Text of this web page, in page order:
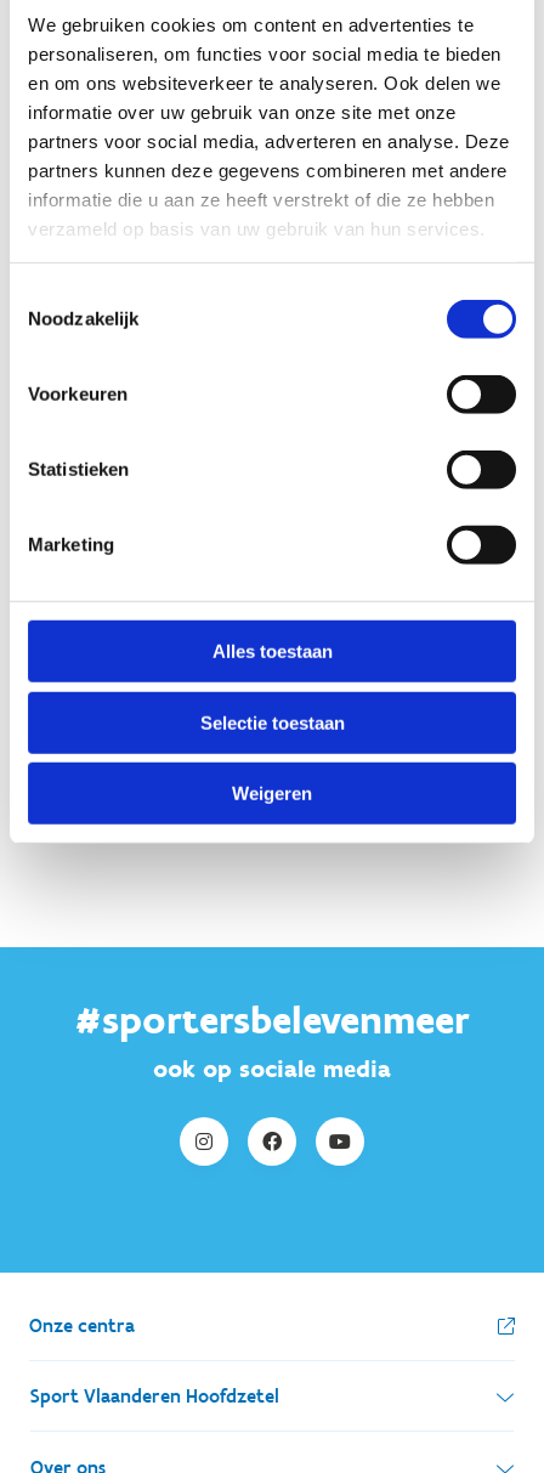
We gebruiken cookies om content en advertenties te
personaliseren, om functies voor social media te bieden
en om ons websiteverkeer te analyseren. Ook delen we
informatie over uw gebruik van onze site met onze
partners voor social media, adverteren en analyse. Deze
partners kunnen deze gegevens combineren met andere
informatie die u aan ze heeft verstrekt of die ze hebben
verzameld op basis van uw gebruik van hun services.
Noodzakelijk
Voorkeuren
Statistieken
Marketing
Alles toestaan
Selectie toestaan
Weigeren
de mogelijke obstakels die je kunnen tegenhouden om met
sporten en bewegen te starten en om het vol te houden,
en hoe we deze kunnen aanpakken.
Bekijk de presentatie
Het platform dat we gebruiken om deze video af te spelen
maakt gebruik van marketing cookies. Klik in
cookies' aan en klik op 'Selectie toestaan'.
Verander cookie settings
Herbekijk de webinars van
vorige jaren
Geen fiches gevonden.
#sportersbelevenmeer
ook op sociale media
Onze centra
Sport Vlaanderen Hoofdzetel
Simon Bolivarlaan 17
Over ons